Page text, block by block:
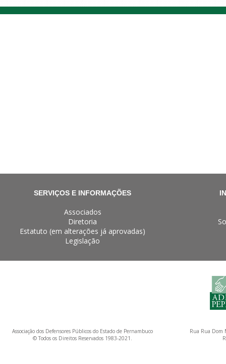
SERVIÇOS E INFORMAÇÕES
Associados
Diretoria
Estatuto (em alterações já aprovadas)
Legislação
Associação dos Defensores Públicos do Estado de Pernambuco
© Todos os Direitos Reservados 1983-2021.
Rua Rua Dom